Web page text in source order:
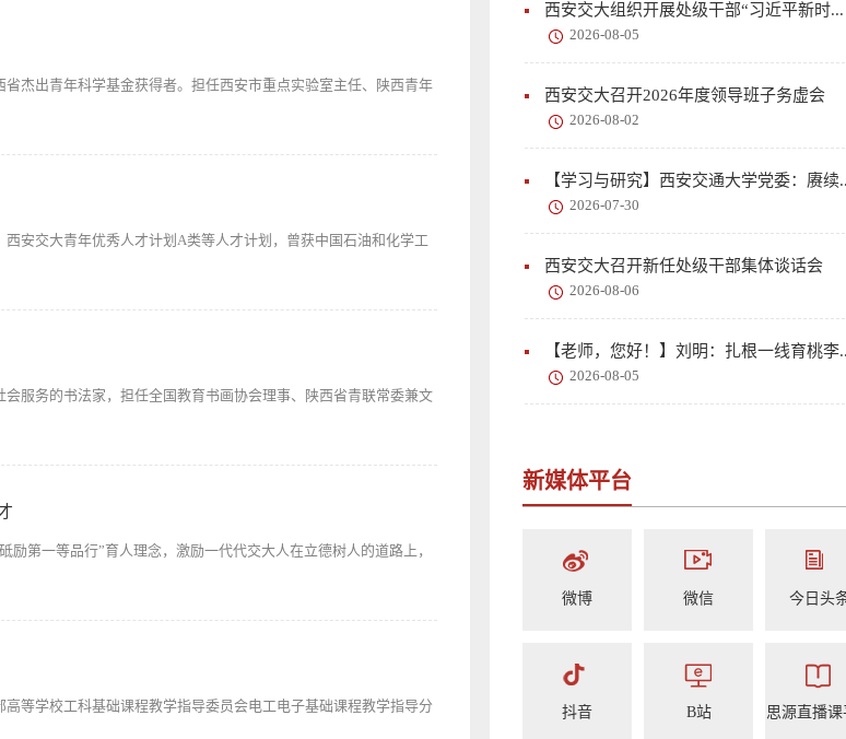
杰出青年科学基金获得者。担任西安市重点实验室主任、陕西青年
安交大青年优秀人才计划A类等人才计划，曾获中国石油和化学工
服务的书法家，担任全国教育书画协会理事、陕西省青联常委兼文
第一等品行”育人理念，激励一代代交大人在立德树人的道路上，
等学校工科基础课程教学指导委员会电工电子基础课程教学指导分
西安交大组织开展处级干部“习近平新时...
2026-08-05
西安交大召开2026年度领导班子务虚会
2026-08-02
【学习与研究】西安交通大学党委：赓续
2026-07-30
西安交大召开新任处级干部集体谈话会
2026-08-06
【老师，您好！】刘明：扎根一线育桃李
2026-08-05
新媒体平台
微博 微信 今日头
抖音 B站 思源直播课